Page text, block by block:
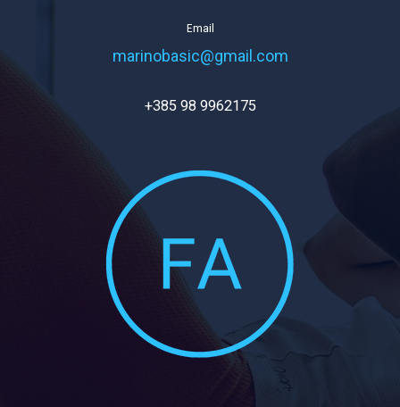
Email
marinobasic@gmail.com
+385 98 9962175